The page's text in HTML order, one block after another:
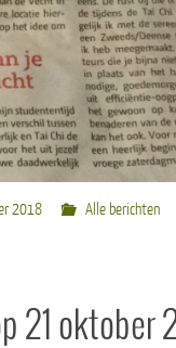
2018 Alle berichten
21 oktober